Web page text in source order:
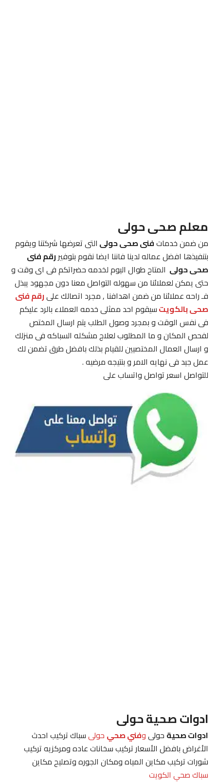
معلم صحى حولى
من ضمن خدماتفنى صحى حولىالتى تعرضها شركتنا ويقوم
بتنفيذها افضل عماله لدينا فاننا ايضا نقوم بتوفيررقم فنى
صحى حولىالمتاح طوال اليوم لخدمه حضراتكم فى اى وقت و
حتى يمكن لعملائنا من سهوله التواصل معنا دون مجهود يبذل
فـ راحه عملائنا من ضمن اهدافنا , مجرد اتصالك علىرقم فنى
صحى بالكويتسيقوم احد ممثلى خدمه العملاء بالرد عليكم
فى نفس الوقت و بمجرد وصول الطلب يتم ارسال المختص
لفحص المكان و ما المطلوب لعلاج مشكله السباكه فى منزلك
و ارسال العمال المختصيين للقيام بذلك بافضل طرق تضمن لك
عمل جيد فى نهايه الامر و بنتيجه مرضيه .
للتواصل اسعر تواصل واتساب على
ادوات صحية حولى
ادوات صحيةحولىوفني صحيحولىسباك تركيب احدث
الأغراض بافضل الأسعار تركيب سخانات عاده ومركزيه تركيب
شورات تركيب مكاين المياه ومكان الجوره وتصليح مكاين
سباك صحي الكويت